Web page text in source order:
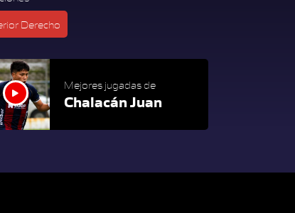
Derecho
Mejores jugadas de
Chalacán Juan